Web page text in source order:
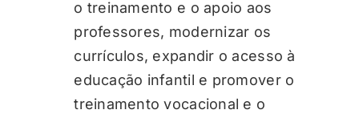
o treinamento e o apoio aos
professores, modernizar os
currículos, expandir o acesso à
educação infantil e promover o
treinamento vocacional e o